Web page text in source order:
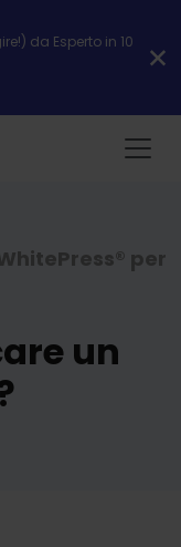
da Esperto in 10
per
un